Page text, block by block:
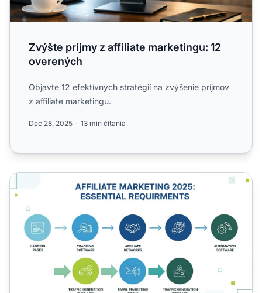
Zvýšte príjmy z affiliate marketingu: 12
overených
Objavte 12 efektívnych stratégií na zvýšenie príjmov
z affiliate marketingu.
Dec 28, 2025 13 min čítania
Čo potrebujem na začatie affiliate marketingu?